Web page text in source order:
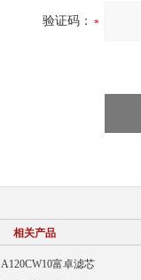
验证码：
相关产品
A120CW10富卓滤芯